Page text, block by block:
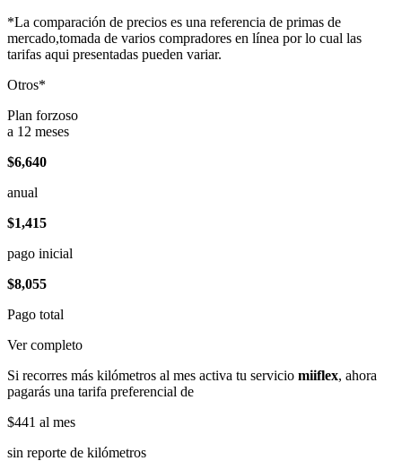
*La comparación de precios es una referencia de primas de
mercado,tomada de varios compradores en línea por lo cual las
tarifas aqui presentadas pueden variar.
Otros*
Plan forzoso
a 12 meses
$6,640
anual
$1,415
pago inicial
$8,055
Pago total
Ver completo
Si recorres más kilómetros al mes activa tu servicio miiflex, ahora
pagarás una tarifa preferencial de
$441 al mes
sin reporte de kilómetros